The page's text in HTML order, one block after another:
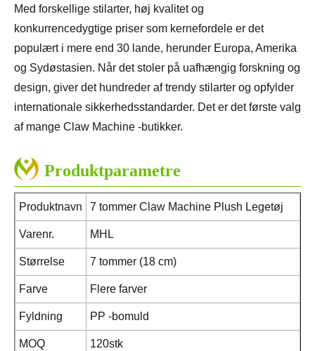
Med forskellige stilarter, høj kvalitet og
konkurrencedygtige priser som kernefordele er det
populært i mere end 30 lande, herunder Europa, Amerika
og Sydøstasien. Når det stoler på uafhængig forskning og
design, giver det hundreder af trendy stilarter og opfylder
internationale sikkerhedsstandarder. Det er det første valg
af mange Claw Machine -butikker.
Produktparametre
Produktnavn 7 tommer Claw Machine Plush Legetøj
Varenr. MHL
Størrelse 7 tommer (18 cm)
Farve Flere farver
Fyldning PP -bomuld
MOQ 120stk